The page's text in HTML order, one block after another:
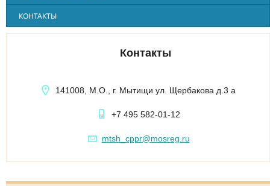
КОНТАКТЫ
Контакты
141008, М.О., г. Мытищи ул. Щербакова д.3 а
+7 495 582-01-12
mtsh_cppr@mosreg.ru